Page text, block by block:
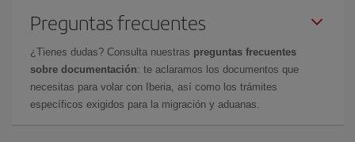
Preguntas frecuentes
¿Tienes dudas? Consulta nuestras preguntas frecuentes
sobre documentación: te aclaramos los documentos que
necesitas para volar con Iberia, así como los trámites
específicos exigidos para la migración y aduanas.